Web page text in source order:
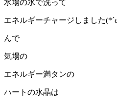
水場の水で洗って
エネルギーチャージしました
んで
気場の
エネルギー満タンの
ハートの水晶は